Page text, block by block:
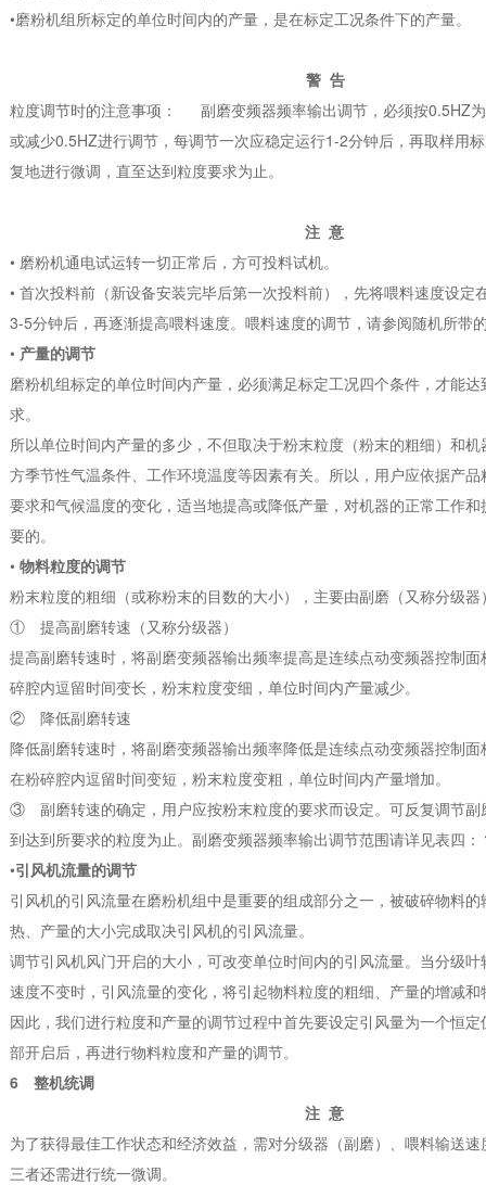
•磨粉机组所标定的单位时间内的产量，是在标定工况条件下的产量。
警 告
粒度调节时的注意事项： 副磨变频器频率输出调节，必须按0.5HZ
或减少0.5HZ进行调节，每调节一次应稳定运行1-2分钟后，再取样用
复地进行微调，直至达到粒度要求为止。
注 意
• 磨粉机通电试运转一切正常后，方可投料试机。
• 首次投料前（新设备安装完毕后第一次投料前），先将喂料速度设定
3-5分钟后，再逐渐提高喂料速度。喂料速度的调节，请参阅随机所带
• 产量的调节
磨粉机组标定的单位时间内产量，必须满足标定工况四个条件，才能
求。
所以单位时间内产量的多少，不但取决于粉末粒度（粉末的粗细）和
方季节性气温条件、工作环境温度等因素有关。所以，用户应依据产
要求和气候温度的变化，适当地提高或降低产量，对机器的正常工作
要的。
• 物料粒度的调节
粉末粒度的粗细（或称粉末的目数的大小），主要由副磨（又称分级
① 提高副磨转速（又称分级器）
提高副磨转速时，将副磨变频器输出频率提高是连续点动变频器控制
碎腔内逗留时间变长，粉末粒度变细，单位时间内产量减少。
② 降低副磨转速
降低副磨转速时，将副磨变频器输出频率降低是连续点动变频器控制
在粉碎腔内逗留时间变短，粉末粒度变粗，单位时间内产量增加。
③ 副磨转速的确定，用户应按粉末粒度的要求而设定。可反复调节副
到达到所要求的粒度为止。副磨变频器频率输出调节范围请详见表四：
•引风机流量的调节
引风机的引风流量在磨粉机组中是重要的组成部分之一，被破碎物料
热、产量的大小完成取决引风机的引风流量。
调节引风机风门开启的大小，可改变单位时间内的引风流量。当分级
速度不变时，引风流量的变化，将引起物料粒度的粗细、产量的增减
因此，我们进行粒度和产量的调节过程中首先要设定引风量为一个恒
部开启后，再进行物料粒度和产量的调节。
6 整机统调
注 意
为了获得最佳工作状态和经济效益，需对分级器（副磨）、喂料输送
三者还需进行统一微调。